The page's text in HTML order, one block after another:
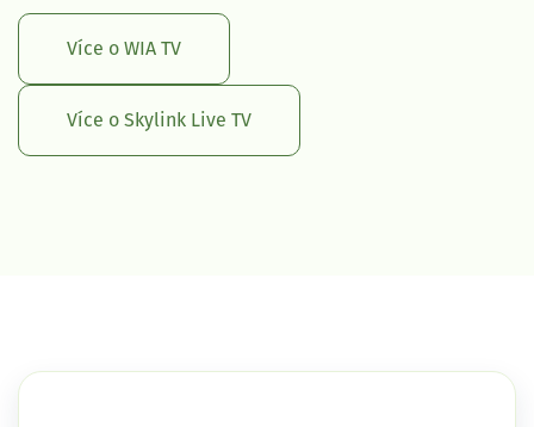
Více o WIA TV
Více o Skylink Live TV